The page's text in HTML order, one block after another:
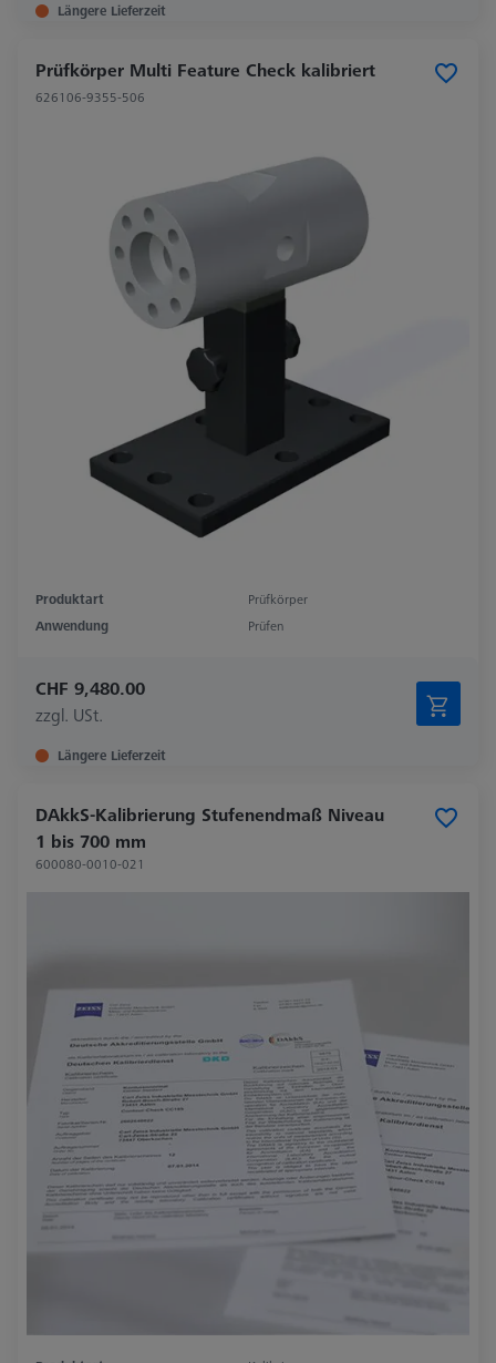
Längere Lieferzeit
Prüfkörper Multi Feature Check kalibriert
626106-9355-506
Produktart
Prüfkörper
Anwendung
Prüfen
CHF 9,480.00
zzgl. USt.
Längere Lieferzeit
DAkkS-Kalibrierung Stufenendmaß Niveau
1 bis 700 mm
600080-0010-021